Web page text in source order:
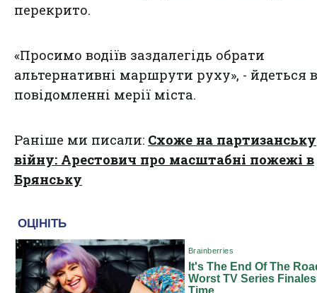
перекрито.
«Просимо водіїв заздалегідь обрати
альтернативні маршрути руху», - йдеться в
повідомленні мерії міста.
Раніше ми писали: Схоже на партизанську
війну: Арестович про масштабні пожежі в
Брянську